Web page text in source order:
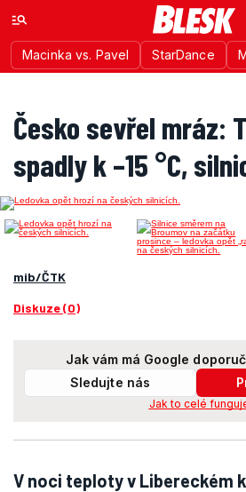
Macinka vs. Pavel StarDance
Česko sevřel mráz:
spadly k –15 °C,
mib/ČTK
Diskuze (0)
Jak vám má Google
Sledujte nás
Jak to celé
V noci teploty v Libereckém